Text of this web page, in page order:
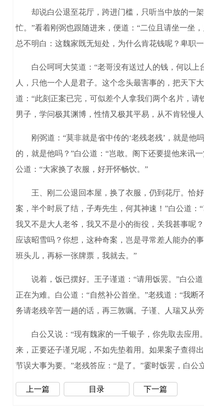
却说白公退至花厅，跨进门槛，只听当中放的一架
忙。”看着刚弼也跟随进来，便道：“二位且请坐一坐
总不明白：这魏家既无短处，为什么肯花钱呢？卑职
白公呵呵大笑道：“老哥没有送过人的钱，何以上
人，只他一个人是君子。这个念头最害事的，把天下
道：“此刻正案已完，可似差个人拿我们两个名片，
男子，学问极其渊博，性情又极其平易，从不肯轻慢
刚弼道：“莫非就是省中传的‘老残老残’，就是他吗
的，就是他吗？”白公道：“岂敢。阁下还要提他来讯
公道：“大家换了衣服，好开怀畅饮。”
王、刚二公退回本屋，换了衣服，仍到花厅。恰好
案，半个时辰了结，子寿先生，何其神速！”白公道
我又不是大人老爷，我又不是小的衙役，关我甚事呢
应该昭雪吗？你想，这种奇案，岂是寻常差人能办的
班头儿，再标一张牌票，我就去。”
说着，饭已摆好。王子谨道：“请用饭罢。”白公道
正在为难。白公道：“自然补公首坐。”老残道：“我
务请老残辛苦一趟的话，再三敦嘱。子谨、人瑞又从
白公又说：“现有魏家的一千银子，你先取去应用
来，正要还子谨兄呢，不如先垫着用。如果案子查得
节误大事为要。”老残答应：“是了。”霎时饭罢，白
上一篇 目录 下一篇